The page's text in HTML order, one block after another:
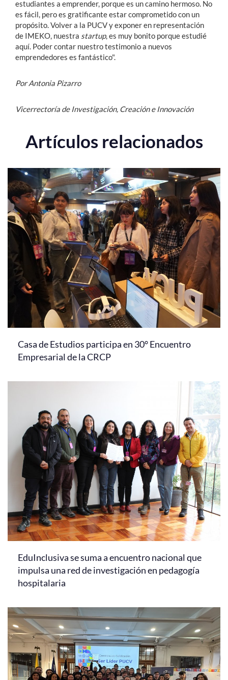
estudiantes a emprender, porque es un camino hermoso. No
es fácil, pero es gratificante estar comprometido con un
propósito. Volver a la PUCV y exponer en representación
de IMEKO, nuestra startup, es muy bonito porque estudié
aquí. Poder contar nuestro testimonio a nuevos
emprendedores es fantástico".
Por Antonia Pizarro
Vicerrectoría de Investigación, Creación e Innovación
Artículos relacionados
Casa de Estudios participa en 30° Encuentro
Empresarial de la CRCP
EduInclusiva se suma a encuentro nacional que
impulsa una red de investigación en pedagogía
hospitalaria